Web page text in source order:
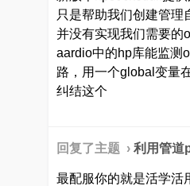
只是帮助我们创建管理
并没有实现我们需要的
aardio中的hp库能监测
路，用一个global变量
纠结这个
回复了主题 › 利用管道
最配服你的就是活学活